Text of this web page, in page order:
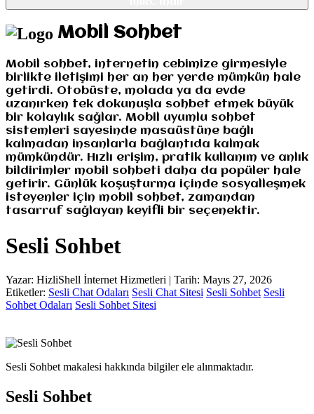
Mobil Sohbet
Mobil sohbet, internetin cebimize girmesiyle
birlikte iletişimi her an her yerde mümkün hale
getirdi. Otobüste, molada ya da evde
uzanırken tek dokunuşla sohbet etmek büyük
bir kolaylık sağlar. Mobil uyumlu sohbet
sistemleri sayesinde masaüstüne bağlı
kalmadan insanlarla bağlantıda kalmak
mümkündür. Hızlı erişim, pratik kullanım ve anlık
bildirimler mobil sohbeti daha da popüler hale
getirir. Günlük koşuşturma içinde sosyalleşmek
isteyenler için mobil sohbet, zamandan
tasarruf sağlayan keyifli bir seçenektir.
Sesli Sohbet
Yazar: HizliShell İnternet Hizmetleri | Tarih: Mayıs 27, 2026
Etiketler: Sesli Chat Odaları Sesli Chat Sitesi Sesli Sohbet Sesli
Sohbet Odaları Sesli Sohbet Sitesi
Sesli Sohbet makalesi hakkında bilgiler ele alınmaktadır.
Sesli Sohbet